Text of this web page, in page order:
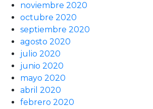
noviembre 2020
octubre 2020
septiembre 2020
agosto 2020
julio 2020
junio 2020
mayo 2020
abril 2020
febrero 2020